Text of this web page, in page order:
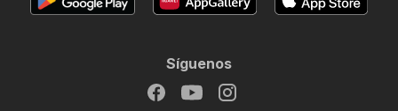
Síguenos